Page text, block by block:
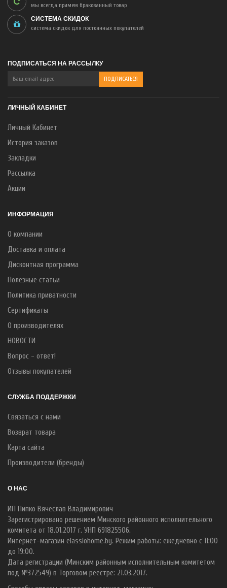
мы всегда примем бракованный товар
СИСТЕМА СКИДОК
система скидок для постоянных покупателей
ПОДПИСАТЬСЯ НА РАССЫЛКУ
ЛИЧНЫЙ КАБИНЕТ
Личный Кабинет
История заказов
Закладки
Рассылка
Акции
ИНФОРМАЦИЯ
О компании
Доставка и оплата
Дисконтная программа
Полезные статьи
Политика приватности
Сертификаты
О производителях
НОВОСТИ
Вопрос - ответ!
Отзывы покупателей
СЛУЖБА ПОДДЕРЖКИ
Связаться с нами
Возврат товара
Карта сайта
Производители (бренды)
О НАС
ИП Пипко Вячеслав Владимирович
Зарегистрировано решением Минского районного исполнительного
комитета от 18.01.2017 г. УНП 691825506.
Интернет-магазин elassiohome.by. Режим работы: ежедневно с 11:00
до 19:00.
Дата регистрации (Минским районным исполнительным комитетом
под №372549) в Торговом реестре: 21.03.2017.